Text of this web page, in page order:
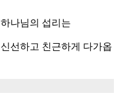
나님의 섭리는
선하고 친근하게 다가옵